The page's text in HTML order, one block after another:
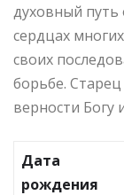
духовный путь
сердцах
своих
борьбе.
верности Богу
Дата
рождения